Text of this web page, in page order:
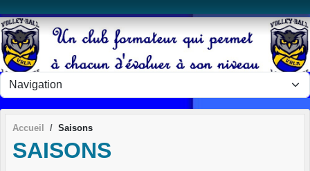
Accueil Saisons
SAISONS